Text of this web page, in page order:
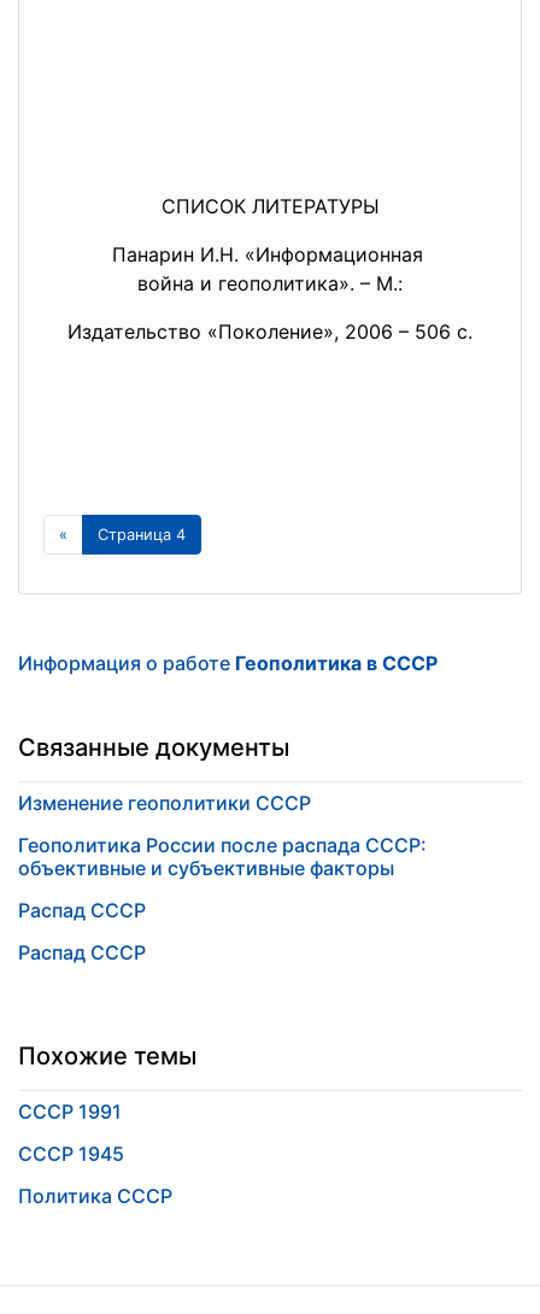
СПИСОК ЛИТЕРАТУРЫ
Панарин И.Н. «Информационная
война и геополитика». – М.:
Издательство «Поколение», 2006 – 506 с.
« Страница 4
Информация о работе Геополитика в СССР
Связанные документы
Изменение геополитики СССР
Геополитика России после распада СССР:
объективные и субъективные факторы
Распад СССР
Распад СССР
Похожие темы
СССР 1991
СССР 1945
Политика СССР